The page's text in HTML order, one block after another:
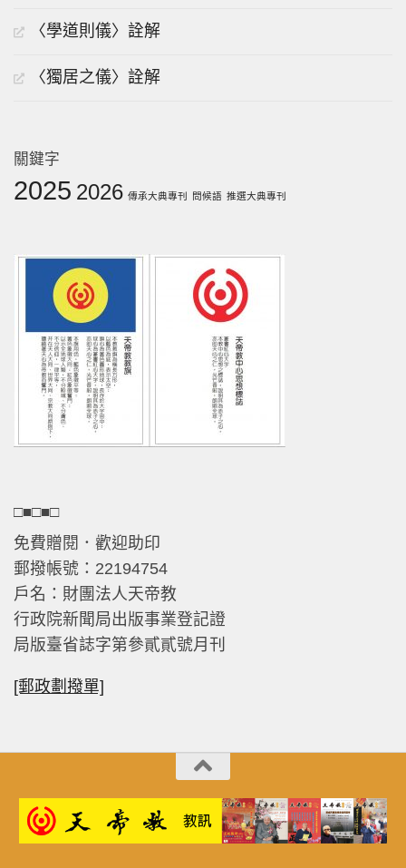
〈學道則儀〉詮解
〈獨居之儀〉詮解
關鍵字
2025 2026 傳承大典專刊 問候語 推選大典專刊
□■□■□
免費贈閱．歡迎助印
郵撥帳號：22194754
戶名：財團法人天帝教
行政院新聞局出版事業登記證
局版臺省誌字第參貳貳號月刊
[郵政劃撥單]